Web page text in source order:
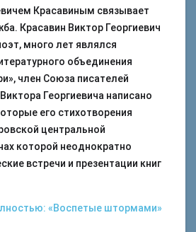
Красавиным связывает
Красавин Виктор Георгиевич
много лет являлся
объединения
член Союза писателей
Георгиевича написано
его стихотворения
центральной
которой неоднократно
встречи и презентации книг
«Воспетые штормами»